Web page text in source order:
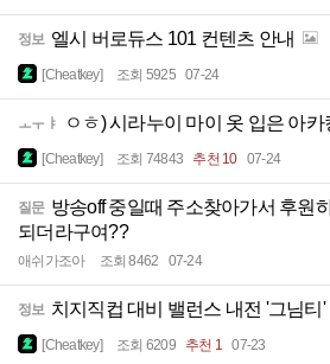
정보 엘시 버로듀스 101 컨텐츠 안내
[Cheatkey] 조회 5925 07-24
ㅗㅜㅑ ㅇㅎ) 시라누이 마이 옷 입은 아카
[Cheatkey] 조회 74843 추천 10 07-24
질문 방송off 중일때 주소찾아가서 후원
되더라구여??
애쉬가조아 조회 8462 07-24
정보 치지직컵 대비 밸런스 내전 '그님티'
[Cheatkey] 조회 6209 추천 1 07-23